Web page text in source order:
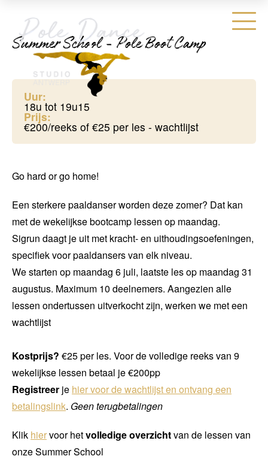
Summer School - Pole Boot Camp
Uur:
18u tot 19u15
Prijs:
€200/reeks of €25 per les - wachtlijst
Go hard or go home!
Een sterkere paaldanser worden deze zomer? Dat kan
met de wekelijkse bootcamp lessen op maandag.
Sigrun daagt je uit met kracht- en uithoudingsoefeningen,
specifiek voor paaldansers van elk niveau.
We starten op maandag 6 juli, laatste les op maandag 31
augustus. Maximum 10 deelnemers. Aangezien alle
lessen ondertussen uitverkocht zijn, werken we met een
wachtlijst
Kostprijs? €25 per les. Voor de volledige reeks van 9
wekelijkse lessen betaal je €200pp
Registreer je hier voor de wachtlijst en ontvang een
betalingslink. Geen terugbetalingen
Klik hiervoor hetvolledige overzichtvan de lessen van
onze Summer School